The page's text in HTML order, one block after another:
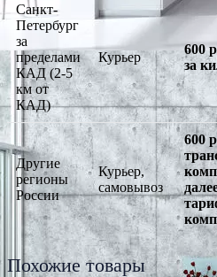
Санкт-
Петербург
за
пределами
КАД (2-5
км от
КАД)
Курьер
600
за
Другие
регионы
России
Курьер,
самовывоз
600
Похожие товары